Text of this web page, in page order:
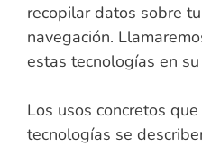
recopilar datos sobre
navegación.
estas tecnologías en
Los usos concretos
tecnologías se